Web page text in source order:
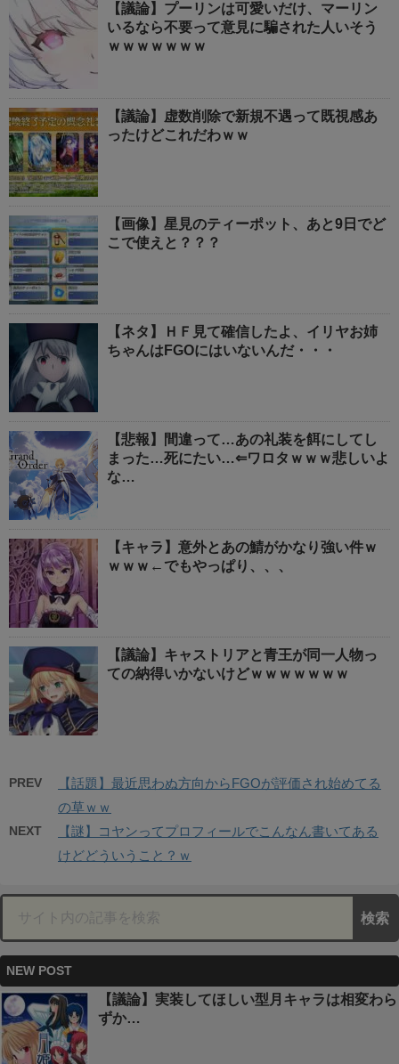
【議論】プーリンは可愛いだけ、マーリン
いるなら不要って意見に騙された人いそう
ｗｗｗｗｗｗｗ
【議論】虚数削除で新規不遇って既視感あ
ったけどこれだわｗｗ
【画像】星見のティーポット、あと9日でど
こで使えと？？？
【ネタ】ＨＦ見て確信したよ、イリヤお姉
ちゃんはFGOにはいないんだ・・・
【悲報】間違って…あの礼装を餌にしてし
まった…死にたい…⇐ワロタｗｗｗ悲しいよ
な…
【キャラ】意外とあの鯖がかなり強い件ｗ
ｗｗｗ←でもやっぱり、、、
【議論】キャストリアと青王が同一人物っ
ての納得いかないけどｗｗｗｗｗｗｗ
PREV
【話題】最近思わぬ方向からFGOが評価され始めてる
の草ｗｗ
NEXT
【謎】コヤンってプロフィールでこんなん書いてある
けどどういうこと？ｗ
NEW POST
【議論】実装してほしい型月キャラは相変わら
ずか…